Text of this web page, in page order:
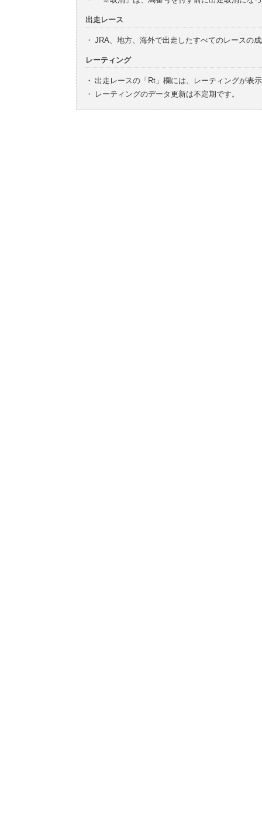
出走レース
・ JRA、地方、海外で出走したすべてのレースの
レーティング
・ 出走レースの「Rt」欄には、レーティングが表
・
レーティングのデータ更新は不定期です。